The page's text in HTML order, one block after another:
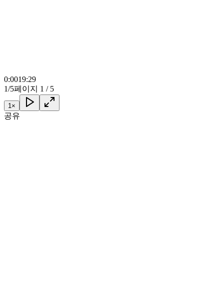
0:0019:29
1/5페이지 1 / 5
1 ×
공유